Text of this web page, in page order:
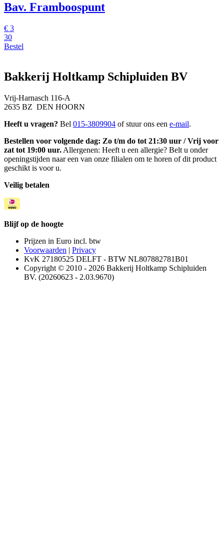
Bav. Framboospunt
€ 3
30
Bestel
Bakkerij Holtkamp Schipluiden BV
Vrij-Harnasch 116-A
2635 BZ DEN HOORN
Heeft u vragen? Bel 015-3809904 of stuur ons een e-mail.
Bestellen voor volgende dag: Zo t/m do tot 21:30 uur / Vrij voor
zat tot 19:00 uur. Allergenen: Heeft u een allergie? Belt u onder
openingstijden naar een van onze filialen om te horen of dit product
geschikt is voor u.
Veilig betalen
Blijf op de hoogte
Prijzen in Euro incl. btw
Voorwaarden | Privacy
KvK 27180525 DELFT - BTW NL807882781B01
Copyright © 2010 - 2026 Bakkerij Holtkamp Schipluiden
BV. (20260623 - 2.03.9670)